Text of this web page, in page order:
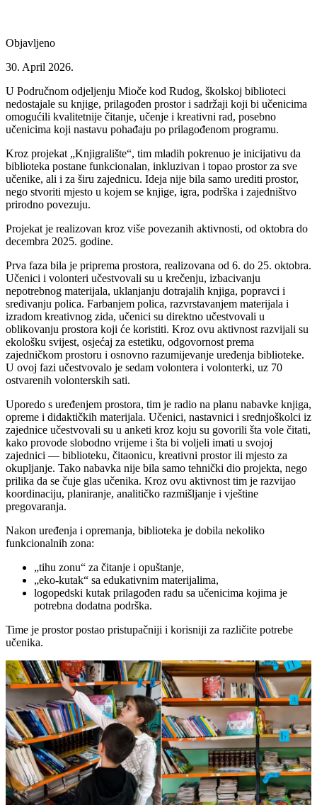
Objavljeno
30. April 2026.
U Područnom odjeljenju Mioče kod Rudog, školskoj biblioteci
nedostajale su knjige, prilagođen prostor i sadržaji koji bi učenicima
omogućili kvalitetnije čitanje, učenje i kreativni rad, posebno
učenicima koji nastavu pohađaju po prilagođenom programu.
Kroz projekat „Knjigralište“, tim mladih pokrenuo je inicijativu da
biblioteka postane funkcionalan, inkluzivan i topao prostor za sve
učenike, ali i za širu zajednicu. Ideja nije bila samo urediti prostor,
nego stvoriti mjesto u kojem se knjige, igra, podrška i zajedništvo
prirodno povezuju.
Projekat je realizovan kroz više povezanih aktivnosti, od oktobra do
decembra 2025. godine.
Prva faza bila je priprema prostora, realizovana od 6. do 25. oktobra.
Učenici i volonteri učestvovali su u krečenju, izbacivanju
nepotrebnog materijala, uklanjanju dotrajalih knjiga, popravci i
sređivanju polica. Farbanjem polica, razvrstavanjem materijala i
izradom kreativnog zida, učenici su direktno učestvovali u
oblikovanju prostora koji će koristiti. Kroz ovu aktivnost razvijali su
ekološku svijest, osjećaj za estetiku, odgovornost prema
zajedničkom prostoru i osnovno razumijevanje uređenja biblioteke.
U ovoj fazi učestvovalo je sedam volontera i volonterki, uz 70
ostvarenih volonterskih sati.
Uporedo s uređenjem prostora, tim je radio na planu nabavke knjiga,
opreme i didaktičkih materijala. Učenici, nastavnici i srednjoškolci iz
zajednice učestvovali su u anketi kroz koju su govorili šta vole čitati,
kako provode slobodno vrijeme i šta bi voljeli imati u svojoj
zajednici — biblioteku, čitaonicu, kreativni prostor ili mjesto za
okupljanje. Tako nabavka nije bila samo tehnički dio projekta, nego
prilika da se čuje glas učenika. Kroz ovu aktivnost tim je razvijao
koordinaciju, planiranje, analitičko razmišljanje i vještine
pregovaranja.
Nakon uređenja i opremanja, biblioteka je dobila nekoliko
funkcionalnih zona:
„tihu zonu“ za čitanje i opuštanje,
„eko-kutak“ sa edukativnim materijalima,
logopedski kutak prilagođen radu sa učenicima kojima je
potrebna dodatna podrška.
Time je prostor postao pristupačniji i korisniji za različite potrebe
učenika.